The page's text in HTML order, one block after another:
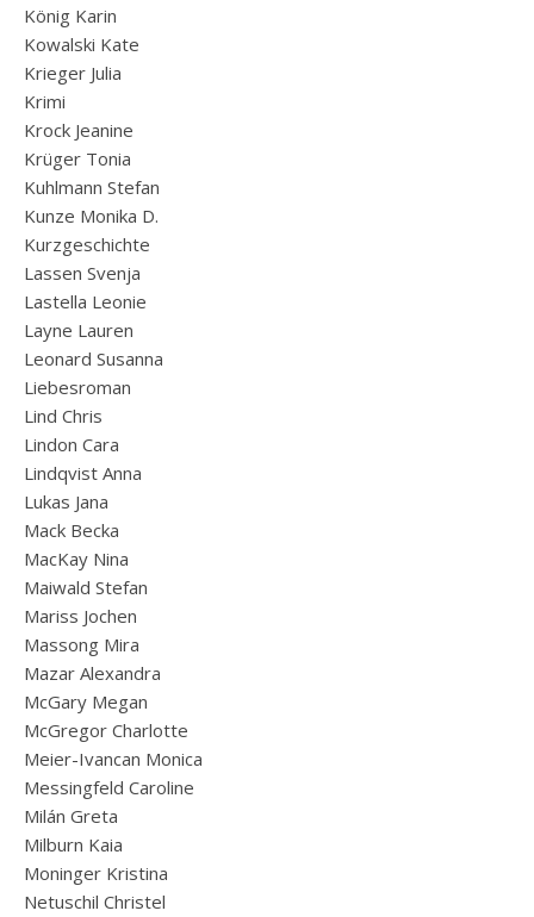
König Karin
Kowalski Kate
Krieger Julia
Krimi
Krock Jeanine
Krüger Tonia
Kuhlmann Stefan
Kunze Monika D.
Kurzgeschichte
Lassen Svenja
Lastella Leonie
Layne Lauren
Leonard Susanna
Liebesroman
Lind Chris
Lindon Cara
Lindqvist Anna
Lukas Jana
Mack Becka
MacKay Nina
Maiwald Stefan
Mariss Jochen
Massong Mira
Mazar Alexandra
McGary Megan
McGregor Charlotte
Meier-Ivancan Monica
Messingfeld Caroline
Milán Greta
Milburn Kaia
Moninger Kristina
Netuschil Christel